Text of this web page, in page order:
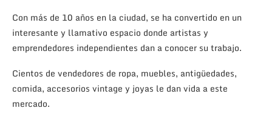
Con más de 10 años en la ciudad, se ha convertido en un
interesante y llamativo espacio donde artistas y
emprendedores independientes dan a conocer su trabajo.
Cientos de vendedores de ropa, muebles, antigüedades,
comida, accesorios vintage y joyas le dan vida a este
mercado.